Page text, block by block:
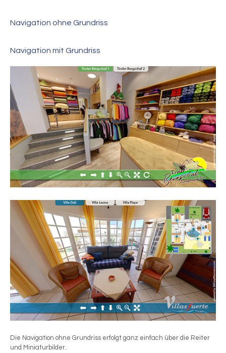
Navigation ohne Grundriss
Navigation mit Grundriss
Die Navigation ohne Grundriss erfolgt ganz einfach über die Reiter
und Miniaturbilder.